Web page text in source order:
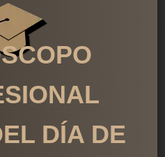
DÍA DE